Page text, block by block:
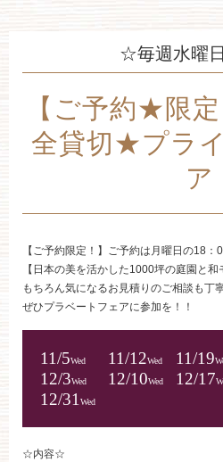
☆毎週水曜
【ご予約★限
全貸切★プラ
ア
【ご予約限定！】ご予約は月曜日の18：
【日本の美を活かした1000坪の庭園と
もちろん気になるお見積りのご相談も丁
ぜひプラベートフェアに参加を！！
11/5Wed 11/12Wed 11/19
12/3Wed 12/10Wed 12/17
12/31 Wed
☆内容☆